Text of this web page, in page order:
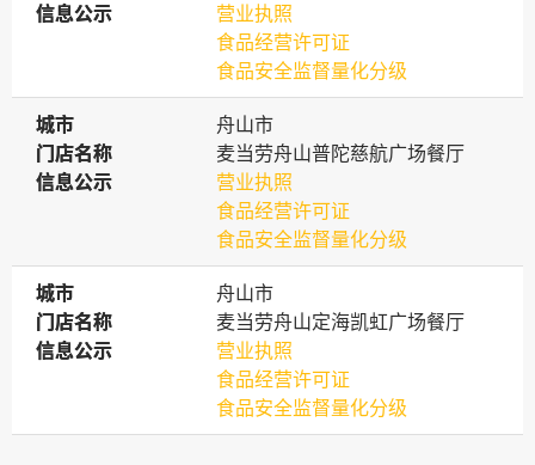
信息公示
信息公示
营业执照
食品经营许可证
食品安全监督量化分级
城市
城市
舟山市
门店名称
门店名称
麦当劳舟山普陀慈航广场餐厅
信息公示
信息公示
营业执照
食品经营许可证
食品安全监督量化分级
城市
城市
舟山市
门店名称
门店名称
麦当劳舟山定海凯虹广场餐厅
信息公示
信息公示
营业执照
食品经营许可证
食品安全监督量化分级